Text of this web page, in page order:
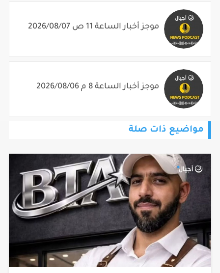
موجز أخبار الساعة 11 ص 2026/08/07
موجز أخبار الساعة 8 م 2026/08/06
مواضيع ذات صلة